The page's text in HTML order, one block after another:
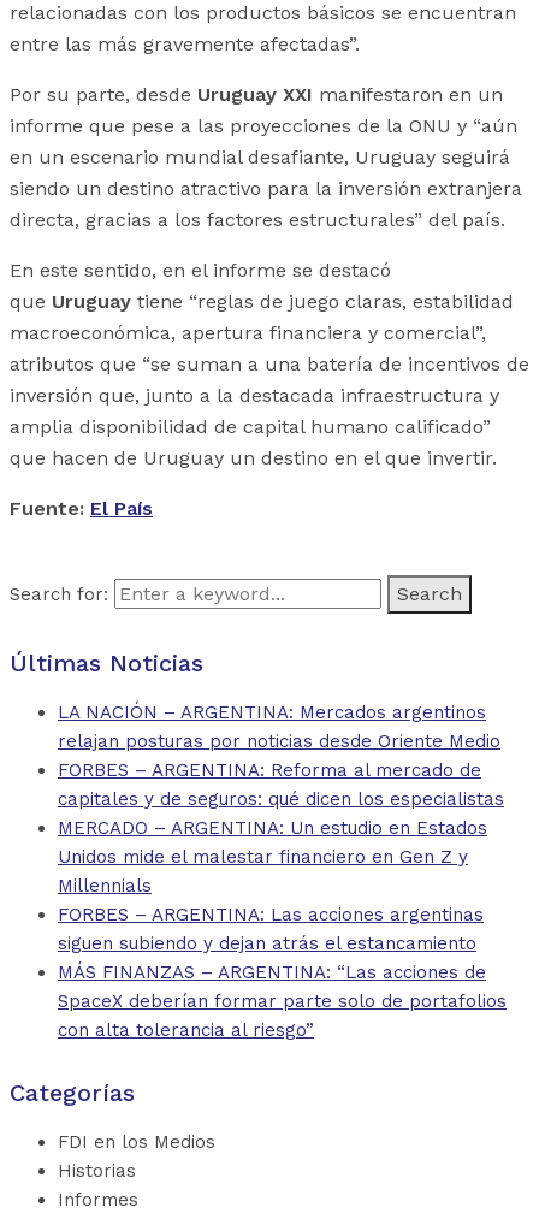
relacionadas con los productos básicos se encuentran
entre las más gravemente afectadas”.
Por su parte, desde Uruguay XXI manifestaron en un
informe que pese a las proyecciones de la ONU y “aún
en un escenario mundial desafiante, Uruguay seguirá
siendo un destino atractivo para la inversión extranjera
directa, gracias a los factores estructurales” del país.
En este sentido, en el informe se destacó
que Uruguay tiene “reglas de juego claras, estabilidad
macroeconómica, apertura financiera y comercial”,
atributos que “se suman a una batería de incentivos de
inversión que, junto a la destacada infraestructura y
amplia disponibilidad de capital humano calificado”
que hacen de Uruguay un destino en el que invertir.
Fuente: El País
Search for:
Últimas Noticias
LA NACIÓN – ARGENTINA: Mercados argentinos
relajan posturas por noticias desde Oriente Medio
FORBES – ARGENTINA: Reforma al mercado de
capitales y de seguros: qué dicen los especialistas
MERCADO – ARGENTINA: Un estudio en Estados
Unidos mide el malestar financiero en Gen Z y
Millennials
FORBES – ARGENTINA: Las acciones argentinas
siguen subiendo y dejan atrás el estancamiento
MÁS FINANZAS – ARGENTINA: “Las acciones de
SpaceX deberían formar parte solo de portafolios
con alta tolerancia al riesgo”
Categorías
FDI en los Medios
Historias
Informes